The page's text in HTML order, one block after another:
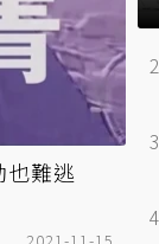
也難逃
2021-11-15